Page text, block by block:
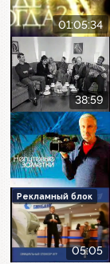
01:05:34
38:59
05:05
Рекламный блок